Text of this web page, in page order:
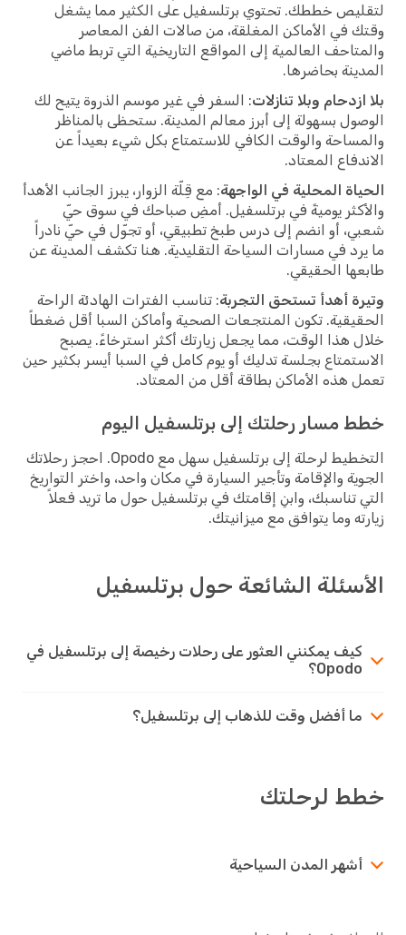
لتقليص خططك. تحتوي برتلسفيل على الكثير مما يشغل
وقتك في الأماكن المغلقة، من صالات الفن المعاصر
والمتاحف العالمية إلى المواقع التاريخية التي تربط ماضي
المدينة بحاضرها.
بلا ازدحام وبلا تنازلات: السفر في غير موسم الذروة يتيح لك
الوصول بسهولة إلى أبرز معالم المدينة. ستحظى بالمناظر
والمساحة والوقت الكافي للاستمتاع بكل شيء بعيداً عن
الاندفاع المعتاد.
الحياة المحلية في الواجهة: مع قِلّة الزوار، يبرز الجانب الأهدأ
والأكثر يوميةً في برتلسفيل. أمضِ صباحك في سوق حيّ
شعبي، أو انضم إلى درس طبخ تطبيقي، أو تجوّل في حيّ نادراً
ما يرد في مسارات السياحة التقليدية. هنا تكشف المدينة عن
طابعها الحقيقي.
وتيرة أهدأ تستحق التجربة: تناسب الفترات الهادئة الراحة
الحقيقية. تكون المنتجعات الصحية وأماكن السبا أقل ضغطاً
خلال هذا الوقت، مما يجعل زيارتك أكثر استرخاءً. يصبح
الاستمتاع بجلسة تدليك أو يوم كامل في السبا أيسر بكثير حين
تعمل هذه الأماكن بطاقة أقل من المعتاد.
خطط مسار رحلتك إلى برتلسفيل اليوم
التخطيط لرحلة إلى برتلسفيل سهل مع Opodo. احجز رحلاتك
الجوية والإقامة وتأجير السيارة في مكان واحد، واختر التواريخ
التي تناسبك، وابنِ إقامتك في برتلسفيل حول ما تريد فعلاً
زيارته وما يتوافق مع ميزانيتك.
الأسئلة الشائعة حول برتلسفيل
كيف يمكنني العثور على رحلات رخيصة إلى برتلسفيل في
Opodo؟
ما أفضل وقت للذهاب إلى برتلسفيل؟
خطط لرحلتك
أشهر المدن السياحية